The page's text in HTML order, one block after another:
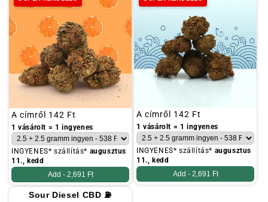
Szokásos
ár
A címről 142 Ft
1 vásárolt = 1 ingyenes
INGYENES* szállítás* augusztus
11., kedd
Add - 2,691 Ft
Szokásos
ár
A címről 142 Ft
1 vásárolt = 1 ingyenes
INGYENES* szállítás* augusztus
11., kedd
Add - 2,691 Ft
Sour Diesel CBD ⛽